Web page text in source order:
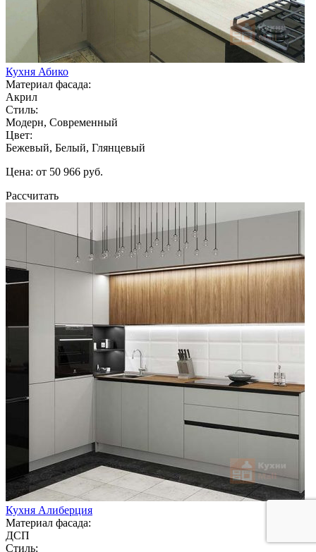
Кухня Абико
Материал фасада:
Акрил
Стиль:
Модерн, Современный
Цвет:
Бежевый, Белый, Глянцевый
Цена: от 50 966 руб.
Рассчитать
Кухня Алиберция
Материал фасада:
ДСП
Стиль: